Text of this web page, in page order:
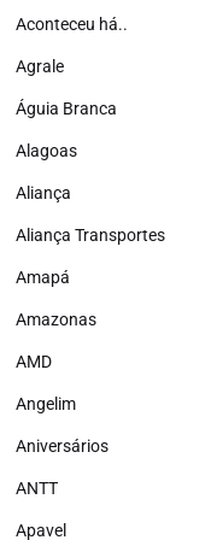
Aconteceu há..
Agrale
Águia Branca
Alagoas
Aliança
Aliança Transportes
Amapá
Amazonas
AMD
Angelim
Aniversários
ANTT
Apavel